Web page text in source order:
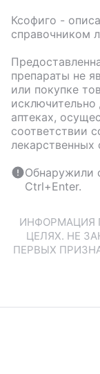
Ксофиго -
справочником
препараты не
или покупке
аптеках,
соответствии
лекарственных
Обнаружили
Ctrl+Enter.
ИНФОРМАЦИЯ
ЦЕЛЯХ. НЕ
ПЕРВЫХ